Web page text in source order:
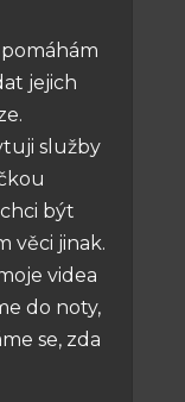
jejich
služby
být
věci jinak.
videa
do noty,
se, zda